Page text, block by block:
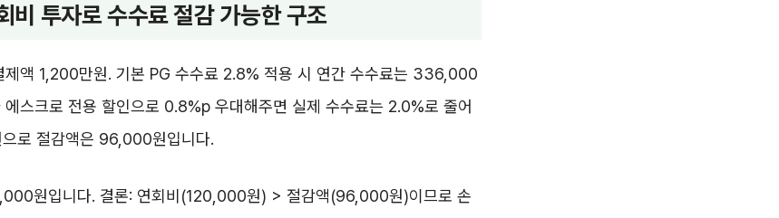
비 투자로 수수료 절감 가능한 구조
제액 1,200만원. 기본 PG 수수료 2.8% 적용 시 연간 수수료는 336,000
에스크로 전용 할인으로 0.8%p 우대해주면 실제 수수료는 2.0%로 줄어
로 절감액은 96,000원입니다.
원입니다. 결론: 연회비(120,000원) > 절감액(96,000원)이므로 손